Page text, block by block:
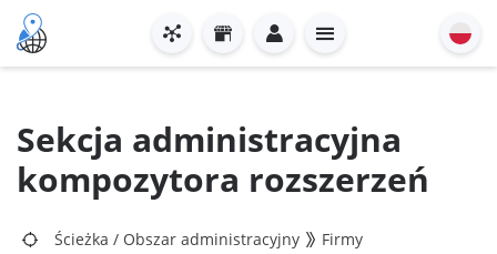
Sekcja administracyjna
kompozytora rozszerzeń
Ścieżka / Obszar administracyjny Firmy